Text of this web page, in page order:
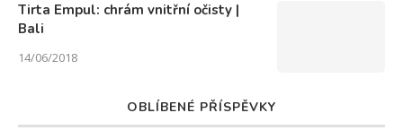
Tirta Empul: chrám vnitřní očisty |
Bali
14/06/2018
OBLÍBENÉ PŘÍSPĚVKY